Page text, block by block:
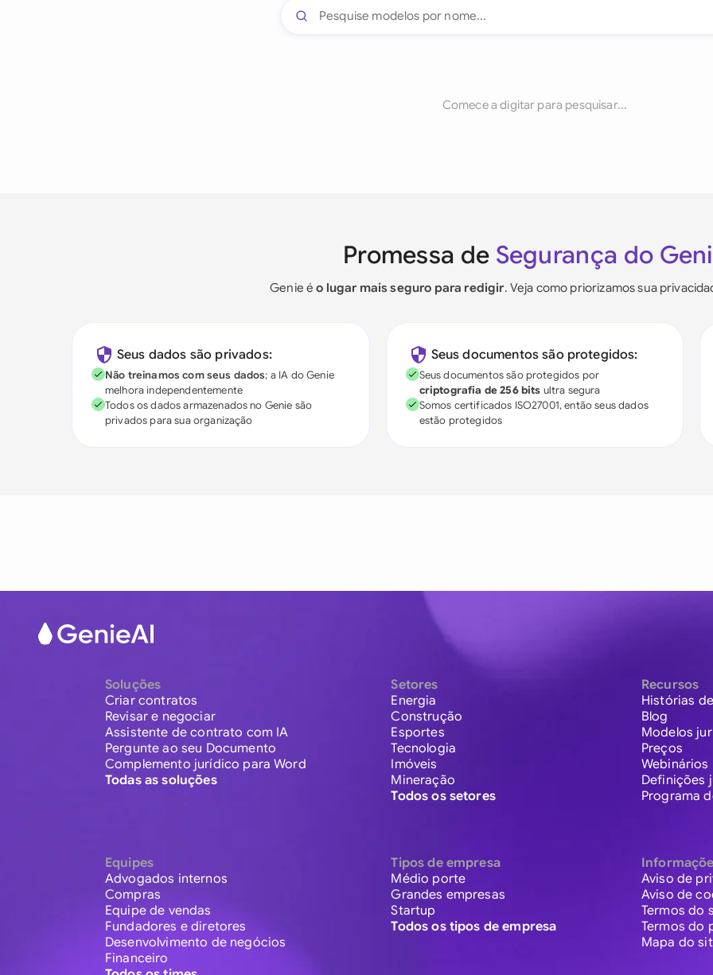
Comece a digitar para pesquisar...
Promessa de Segurança do
Genie éo lugar mais seguro para redigir. Veja como priorizamos sua
Seus dados são privados:
Não treinamos com seus dados; a IA do Genie
melhora independentemente
Todos os dados armazenados no Genie são
privados para sua organização
Seus documentos são protegidos:
Seus documentos são protegidos por
criptografia de 256 bits ultra segura
Somos certificados ISO27001, então seus dados
estão protegidos
Soluções
Criar contratos
Revisar e negociar
Assistente de contrato com IA
Pergunte ao seu Documento
Complemento jurídico para Word
Todas as soluções
Equipes
Advogados internos
Compras
Equipe de vendas
Fundadores e diretores
Desenvolvimento de negócios
Financeiro
Setores
Energia
Construção
Esportes
Tecnologia
Imóveis
Mineração
Todos os setores
Tipos de empresa
Médio porte
Grandes empresas
Startup
Todos os tipos de empresa
Recursos
Histórias
Blog
Modelos
Preços
Webinários
Definições
Programa
Aviso de
Aviso de
Termos do
Termos do
Mapa do